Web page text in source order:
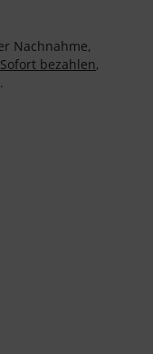
Nachnahme,
bezahlen,